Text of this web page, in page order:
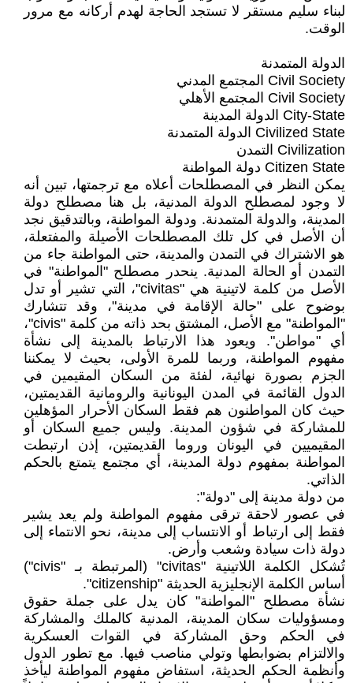
لبناء سليم مستقر لا تستجد الحاجة لهدم أركانه مع مرور
الوقت.
الدولة المتمدنة
Civil Society المجتمع المدني
Civil Society المجتمع الأهلي
City-State الدولة المدينة
Civilized State الدولة المتمدنة
Civilization التمدن
Citizen State دولة المواطنة
يمكن النظر في المصطلحات أعلاه مع ترجمتها، تبين أنه
لا وجود لمصطلح الدولة المدنية، بل هنا مصطلح دولة
المدينة، والدولة المتمدنة. ودولة المواطنة، وبالتدقيق نجد
أن الأصل في كل تلك المصطلحات الأصيلة والمفتعلة،
هو الاشتراك في التمدن والمدينة، حتى المواطنة جاء من
التمدن أو الحالة المدنية. ينحدر مصطلح "المواطنة" في
الأصل من كلمة لاتينية هي "civitas"، التي تشير أو تدل
بوضوح على "حالة الإقامة في مدينة"، وقد تتشارك
"المواطنة" مع الأصل، المشتق بحد ذاته من كلمة "civis"،
أي "مواطن". ويعود هذا الارتباط بالمدينة إلى نشأة
مفهوم المواطنة، وربما للمرة الأولى، بحيث لا يمكننا
الجزم بصورة نهائية، لفئة من السكان المقيمين في
الدول القائمة في المدن اليونانية والرومانية القديمتين،
حيث كان المواطنون هم فقط السكان الأحرار المؤهلين
للمشاركة في شؤون المدينة. وليس جميع السكان أو
المقيميين في اليونان وروما القديمتين، إذن ارتبطت
المواطنة بمفهوم دولة المدينة، أي مجتمع يتمتع بالحكم
الذاتي.
من دولة مدينة إلى "دولة":
في عصور لاحقة ترقى مفهوم المواطنة ولم يعد يشير
فقط إلى ارتباط أو الانتساب إلى مدينة، نحو الانتماء إلى
دولة ذات سيادة وشعب وأرض.
تُشكل الكلمة اللاتينية "civitas" (المرتبطة بـ "civis")
أساس الكلمة الإنجليزية الحديثة "citizenship".
نشأة مصطلح "المواطنة" كان يدل على جملة حقوق
ومسؤوليات سكان المدينة، المدنية كالملك والمشاركة
في الحكم وحق المشاركة في القوات العسكرية
والالتزام بضوابطها وتولي مناصب فيها. مع تطور الدول
وأنظمة الحكم الحديثة، استفاض مفهوم المواطنة ليأخذ